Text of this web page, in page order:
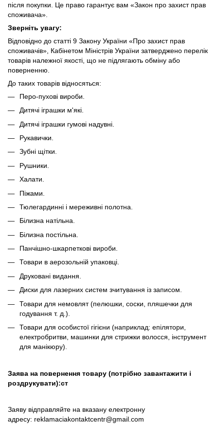
після покупки. Це право гарантує вам «Закон про захист прав
споживача».
Зверніть увагу:
Відповідно до статті 9 Закону України «Про захист прав
споживачів», Кабінетом Міністрів України затверджено перелік
товарів належної якості, що не підлягають обміну або
поверненню.
До таких товарів відносяться:
Перо-пухові вироби.
Дитячі іграшки м'які.
Дитячі іграшки гумові надувні.
Рукавички.
Зубні щітки.
Рушники.
Халати.
Піжами.
Тюлегардинні і мереживні полотна.
Білизна натільна.
Білизна постільна.
Панчішно-шкарпеткові вироби.
Товари в аерозольній упаковці.
Друковані видання.
Диски для лазерних систем зчитування із записом.
Товари для немовлят (пелюшки, соски, пляшечки для
годування т. д.).
Товари для особистої гігієни (наприклад: епілятори,
електробритви, машинки для стрижки волосся, інструмент
для манікюру).
Заява на повернення товару (потрібно завантажити і
роздрукувати):ст
Заяву відправляйте на вказану електронну
адресу: reklamaciakontaktcentr@gmail.com